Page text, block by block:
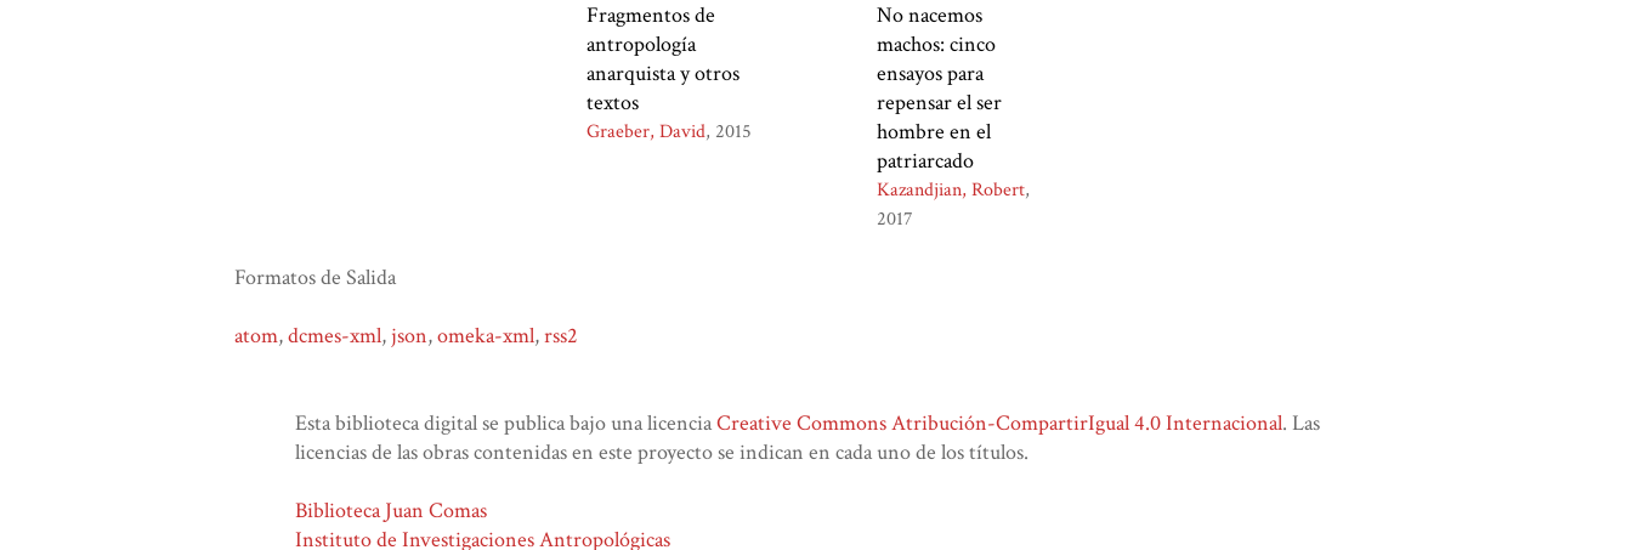
Fragmentos de
antropología
anarquista y otros
textos
Graeber, David 2015
No nacemos
machos: cinco
ensayos para
repensar el ser
hombre en el
patriarcado
Kazandjian, Robert
2017
Formatos de Salida
atom,dcmes-xml, json,omeka-xml,rss2
Esta biblioteca digital se publica bajo una licenciaCreative Commons Atribución-CompartirIgual 4.0 Internacional. Las
licencias de las obras contenidas en este proyecto se indican en cada uno de los títulos.
Biblioteca Juan Comas
Instituto de Investigaciones Antropológicas